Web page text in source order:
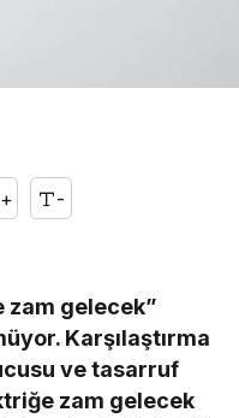
+ -
zam gelecek”
Karşılaştırma
ve tasarruf
zam gelecek